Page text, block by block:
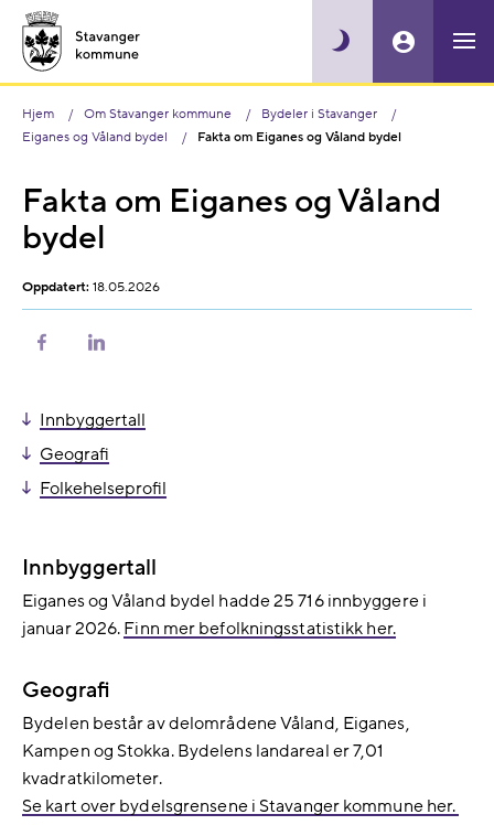
Hjem Om Stavanger kommune
Bydeler i Stavanger
Eiganes og Våland bydel
Fakta om Eiganes og Våland bydel
Fakta om Eiganes og Våland
bydel
Oppdatert: 18.05.2026
Del
Del
Innbyggertall
Geografi
Folkehelseprofil
Innbyggertall
Eiganes og Våland bydel hadde 25 716 innbyggere i
januar 2026. Finn mer befolkningsstatistikk her.
Geografi
Bydelen består av delområdene Våland, Eiganes,
Kampen og Stokka. Bydelens landareal er 7,01
kvadratkilometer.
Se kart over bydelsgrensene i Stavanger kommune her.